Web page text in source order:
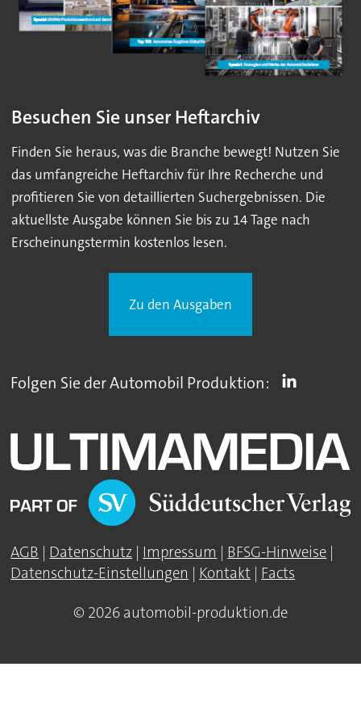
Besuchen Sie unser Heftarchiv
Finden Sie heraus, was die Branche bewegt! Nutzen Sie
das umfangreiche Heftarchiv für Ihre Recherche und
profitieren Sie von detaillierten Suchergebnissen. Die
aktuellste Ausgabe können Sie bis zu 14 Tage nach
Erscheinungstermin kostenlos lesen.
Zu den Ausgaben
Folgen Sie der Automobil Produktion:
AGB | Datenschutz | Impressum | BFSG-Hinweise |
Datenschutz-Einstellungen | Kontakt | Facts
© 2026 automobil-produktion.de